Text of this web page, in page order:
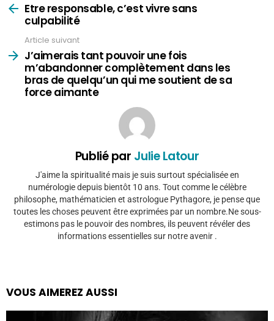
plus Etre responsable, c’est vivre sans
culpabilité
Article suivant
J’aimerais tant pouvoir une fois
m’abandonner complètement dans les
bras de quelqu’un qui me soutient de sa
force aimante
Publié par Julie Latour
J'aime la spiritualité mais je suis surtout spécialisée en
numérologie depuis bientôt 10 ans. Tout comme le célèbre
philosophe, mathématicien et astrologue Pythagore, je pense que
toutes les choses peuvent être exprimées par un nombre.Ne sous-
estimons pas le pouvoir des nombres, ils peuvent révéler des
informations essentielles sur notre avenir .
VOUS AIMEREZ AUSSI